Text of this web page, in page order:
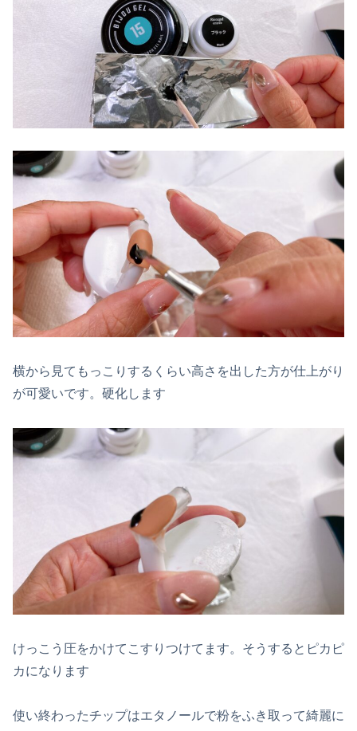
横から見てもっこりするくらい高さを出した方が仕上がり
が可愛いです。硬化します
けっこう圧をかけてこすりつけてます。そうするとピカピ
カになります
使い終わったチップはエタノールで粉をふき取って綺麗に